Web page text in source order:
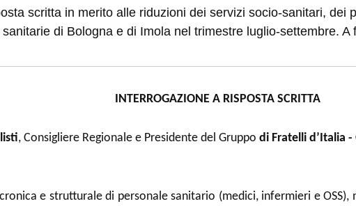
scritta in merito alle riduzioni dei servizi socio-sanitari, dei
di Bologna e di Imola nel trimestre luglio-settembre.
INTERROGAZIONE A RISPOSTA SCRITTA
, Consigliere Regionale e Presidente del Gruppo di Fratelli d’Italia
e strutturale di personale sanitario (medici, infermieri e OSS),